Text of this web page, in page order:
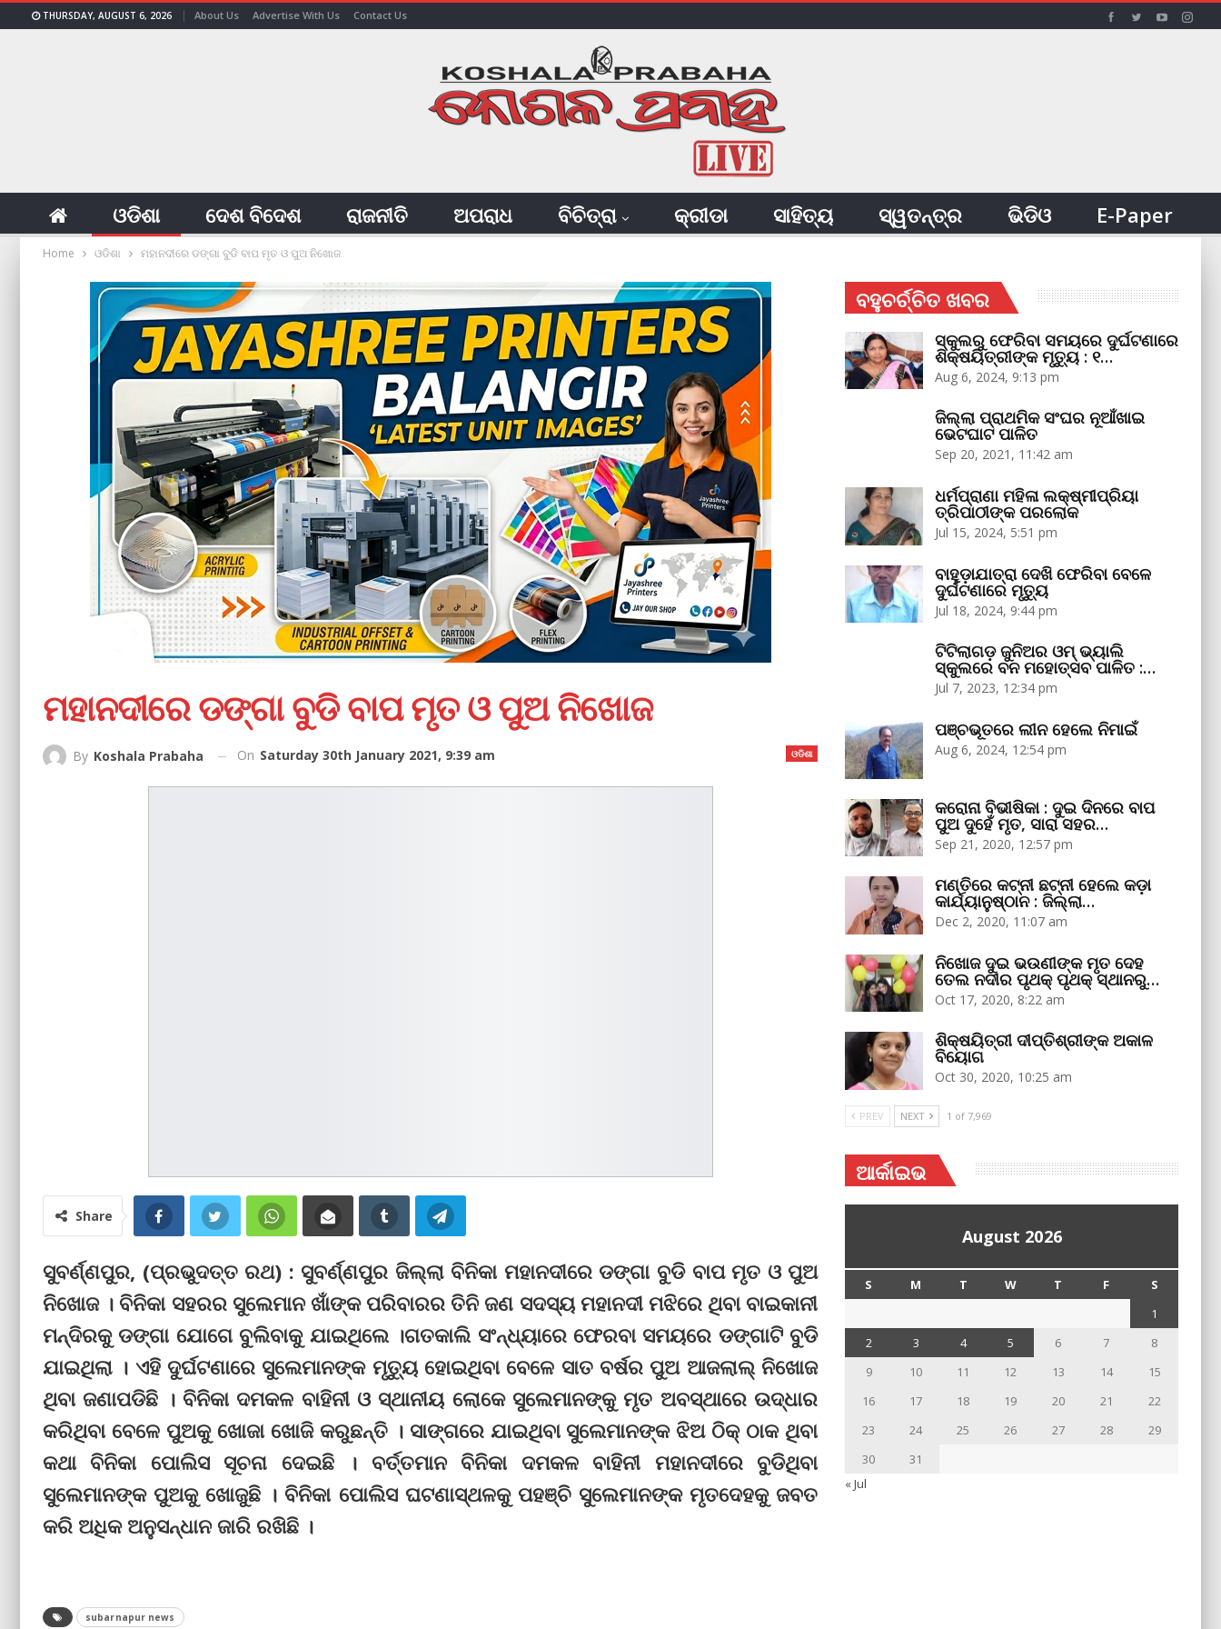
THURSDAY, AUGUST 6, 2026 About Us Advertise With Us Contact Us
ଓଡିଶା ଦେଶ ବିଦେଶ ରାଜନୀତି ଅପରାଧ ବିଚିତ୍ରା କ୍ରୀଡା ସାହିତ୍ୟ ସ୍ୱତନ୍ତ୍ର ଭିଡିଓ E-Paper
Home ଓଡିଶା ମହାନଦୀରେ ଡଙ୍ଗା ବୁଡି ବାପ ମୃତ ଓ ପୁଅ ନିଖୋଜ
ମହାନଦୀରେ ଡଙ୍ଗା ବୁଡି ବାପ ମୃତ ଓ ପୁଅ ନିଖୋଜ
ଓଡିଶା
By Koshala Prabaha On Saturday 30th January 2021, 9:39 am
Share
ସୁବର୍ଣ୍ଣପୁର, (ପ୍ରଭୁଦତ୍ତ ରଥ) : ସୁବର୍ଣ୍ଣପୁର ଜିଲ୍ଲା ବିନିକା ମହାନଦୀରେ ଡଙ୍ଗା ବୁଡି ବାପ ମୃତ ଓ ପୁଅ
ନିଖୋଜ । ବିନିକା ସହରର ସୁଲେମାନ ଖାଁଙ୍କ ପରିବାରର ତିନି ଜଣ ସଦସ୍ୟ ମହାନଦୀ ମଝିରେ ଥିବା ବାଇକାନୀ
ମନ୍ଦିରକୁ ଡଙ୍ଗା ଯୋଗେ ବୁଲିବାକୁ ଯାଇଥିଲେ ।ଗତକାଲି ସଂନ୍ଧ୍ୟାରେ ଫେରବା ସମୟରେ ଡଙ୍ଗାଟି ବୁଡି
ଯାଇଥିଲା । ଏହି ଦୁର୍ଘଟଣାରେ ସୁଲେମାନଙ୍କ ମୃତ୍ୟୁ ହୋଇଥିବା ବେଳେ ସାତ ବର୍ଷର ପୁଅ ଆଜଲାଲ୍ ନିଖୋଜ
ଥିବା ଜଣାପଡିଛି । ବିନିକା ଦମକଳ ବାହିନୀ ଓ ସ୍ଥାନୀୟ ଲୋକେ ସୁଲେମାନଙ୍କୁ ମୃତ ଅବସ୍ଥାରେ ଉଦ୍ଧାର
କରିଥିବା ବେଳେ ପୁଅକୁ ଖୋଜା ଖୋଜି କରୁଛନ୍ତି । ସାଙ୍ଗରେ ଯାଇଥିବା ସୁଲେମାନଙ୍କ ଝିଅ ଠିକ୍ ଠାକ ଥିବା
କଥା ବିନିକା ପୋଲିସ ସୂଚନା ଦେଇଛି । ବର୍ତ୍ତମାନ ବିନିକା ଦମକଳ ବାହିନୀ ମହାନଦୀରେ ବୁଡିଥିବା
ସୁଲେମାନଙ୍କ ପୁଅକୁ ଖୋଜୁଛି । ବିନିକା ପୋଲିସ ଘଟଣାସ୍ଥଳକୁ ପହଞ୍ଚି ସୁଲେମାନଙ୍କ ମୃତଦେହକୁ ଜବତ
କରି ଅଧିକ ଅନୁସନ୍ଧାନ ଜାରି ରଖିଛି ।
subarnapur news
ବହୁଚର୍ଚ୍ଚିତ ଖବର
ସ୍କୁଲରୁ ଫେରିବା ସମୟରେ ଦୁର୍ଘଟଣାରେ
ଶିକ୍ଷୟିତ୍ରୀଙ୍କ ମୃତ୍ୟୁ : ୧…
Aug 6, 2024, 9:13 pm
ଜିଲ୍ଲା ପ୍ରାଥମିକ ସଂଘର ନୂଆଁଖାଇ
ଭେଟଘାଟ ପାଳିତ
Sep 20, 2021, 11:42 am
ଧର୍ମପ୍ରାଣା ମହିଳା ଲକ୍ଷ୍ମୀପ୍ରିୟା
ତ୍ରିପାଠୀଙ୍କ ପରଲୋକ
Jul 15, 2024, 5:51 pm
ବାହୁଡ଼ାଯାତ୍ରା ଦେଖି ଫେରିବା ବେଳେ
ଦୁର୍ଘଟଣାରେ ମୃତ୍ୟୁ
Jul 18, 2024, 9:44 pm
ଟିଟିଲାଗଡ଼ ଜୁନିଅର ଓମ୍‌ ଭ୍ୟାଲି
ସ୍କୁଲରେ ବନ ମହୋତ୍ସବ ପାଳିତ :…
Jul 7, 2023, 12:34 pm
ପଞ୍ଚଭୂତରେ ଲୀନ ହେଲେ ନିମାଇଁ
Aug 6, 2024, 12:54 pm
କରୋନା ବିଭୀଷିକା : ଦୁଇ ଦିନରେ ବାପ
ପୁଅ ଦୁହେଁ ମୃତ, ସାରା ସହର…
Sep 21, 2020, 12:57 pm
ମଣ୍ତିରେ କଟ୍‌ନୀ ଛଟ୍‌ନୀ ହେଲେ କଡ଼ା
କାର୍ଯ୍ୟାନୁଷ୍ଠାନ : ଜିଲ୍ଲା…
Dec 2, 2020, 11:07 am
ନିଖୋଜ ଦୁଇ ଭଉଣୀଙ୍କ ମୃତ ଦେହ
ତେଲ ନଦୀର ପୃଥକ୍‌ ପୃଥକ୍‌ ସ୍ଥାନରୁ…
Oct 17, 2020, 8:22 am
ଶିକ୍ଷୟିତ୍ରୀ ଦୀପ୍ତିଶ୍ରୀଙ୍କ ଅକାଳ
ବିୟୋଗ
Oct 30, 2020, 10:25 am
PREV NEXT 1 of 7,969
ଆର୍କାଇଭ
August 2026
S M T W T F
S
1
2
3 4 5 6 7
8
9
10 11 12 13 14
15
16
17 18 19 20 21
22
23
24 25 26 27 28
29
30
31
« Jul